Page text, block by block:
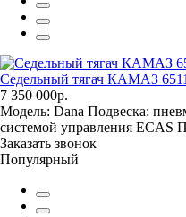
Седельный тягач КАМАЗ
7 350 000р.
Модель: Dana Подвеска:
системой управления ECAS
Заказать звонок
Популярный